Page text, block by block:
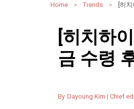
Home Trends
[히치하
금 수령
By Dayoung Kim | Chief